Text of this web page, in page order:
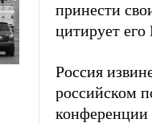
принести
цитирует
Россия
российском
конференции